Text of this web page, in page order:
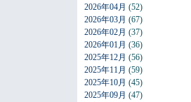
2026年04月 (52)
2026年03月 (67)
2026年02月 (37)
2026年01月 (36)
2025年12月 (56)
2025年11月 (59)
2025年10月 (45)
2025年09月 (47)